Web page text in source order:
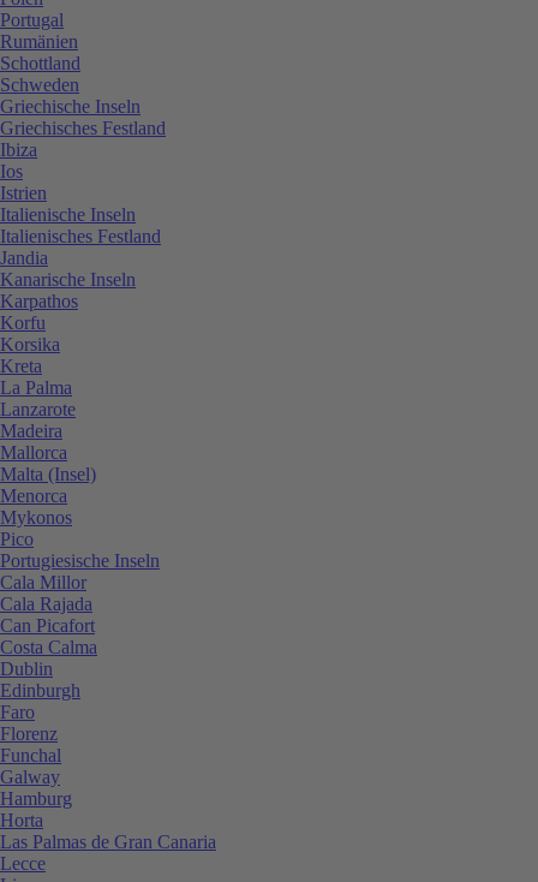
Portugal
Rumänien
Schottland
Schweden
Griechische Inseln
Griechisches Festland
Ibiza
Ios
Istrien
Italienische Inseln
Italienisches Festland
Jandia
Kanarische Inseln
Karpathos
Korfu
Korsika
Kreta
La Palma
Lanzarote
Madeira
Mallorca
Malta (Insel)
Menorca
Mykonos
Pico
Portugiesische Inseln
Cala Millor
Cala Rajada
Can Picafort
Costa Calma
Dublin
Edinburgh
Faro
Florenz
Funchal
Galway
Hamburg
Horta
Las Palmas de Gran Canaria
Lecce